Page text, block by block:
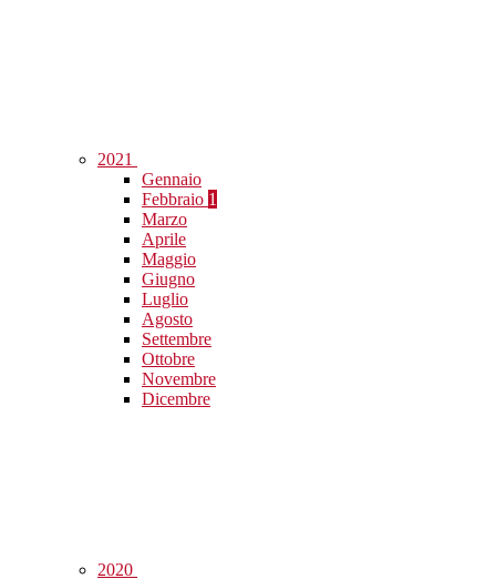
2021
Gennaio
Febbraio 1
Marzo
Aprile
Maggio
Giugno
Luglio
Agosto
Settembre
Ottobre
Novembre
Dicembre
2020